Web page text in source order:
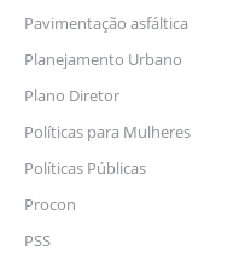
Pavimentação asfáltica
Planejamento Urbano
Plano Diretor
Políticas para Mulheres
Políticas Públicas
Procon
PSS